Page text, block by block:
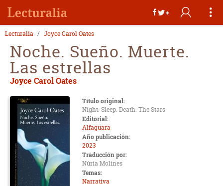
Lecturalia Joyce Carol Oates
Noche. Sueño. Muerte.
Las estrellas
Joyce Carol Oates
Título original:
Night. Sleep. Death. The Stars
Editorial:
Alfaguara
Año publicación:
2023
Traducción por:
Núria Molines
Temas:
Narrativa